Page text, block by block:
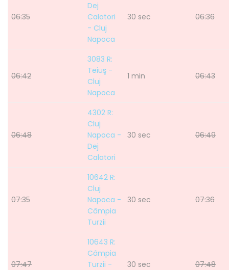
06:35
Dej
Calatori
- Cluj
Napoca
30 sec 06:36
06:42
3083 R:
Teiuş -
Cluj
Napoca
1 min 06:43
06:48
4302 R:
Cluj
Napoca -
Dej
Calatori
30 sec 06:49
07:35
10642 R:
Cluj
Napoca -
Câmpia
Turzii
30 sec 07:36
07:47
10643 R:
Câmpia
Turzii -
30 sec 07:48